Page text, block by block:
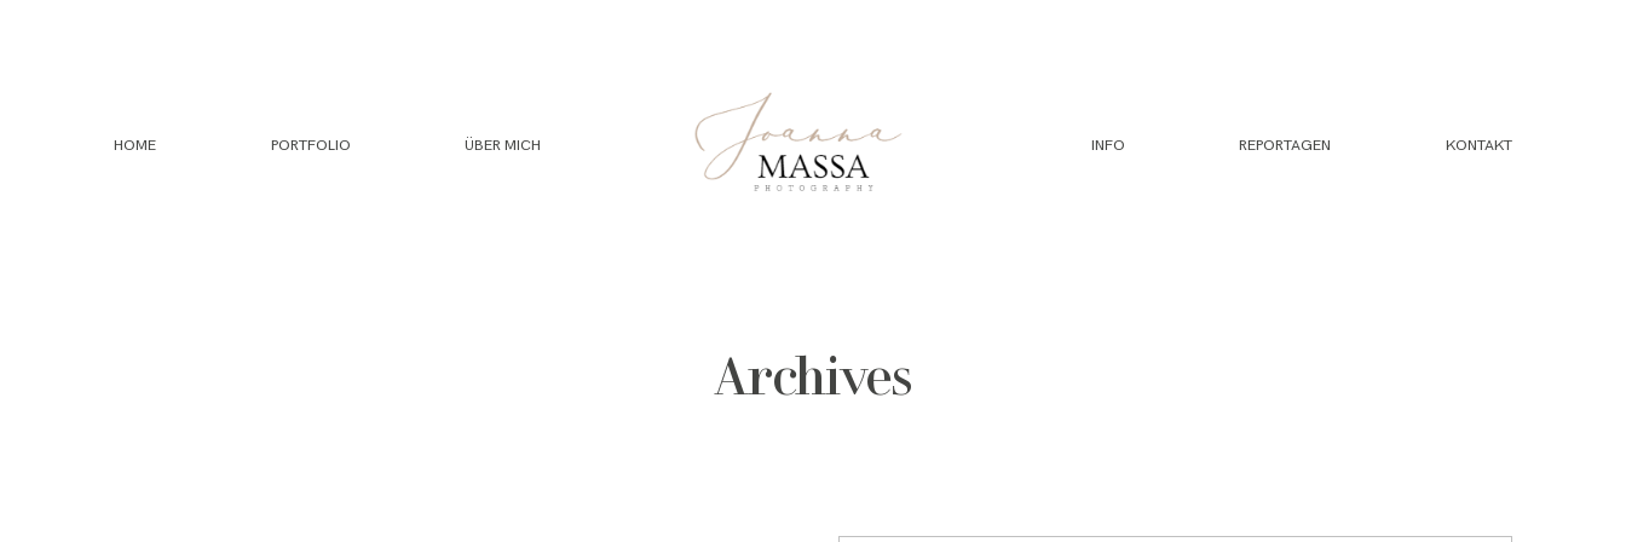
HOME PORTFOLIO ÜBER MICH INFO REPORTAGEN KONTAKT
Archives